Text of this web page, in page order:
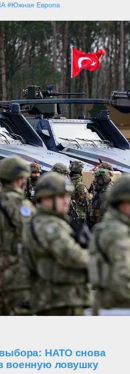
#Южная Европа
выбора: НАТО снова
военную ловушку